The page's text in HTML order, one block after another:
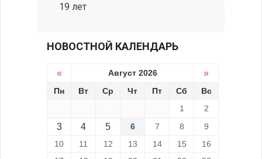
19 лет
НОВОСТНОЙ КАЛЕНДАРЬ
« Август 2026 »
Пн Вт Ср Чт Пт Сб
Вс
1
2
3 4 5 6 7 8
9
10
11 12 13 14 15
16